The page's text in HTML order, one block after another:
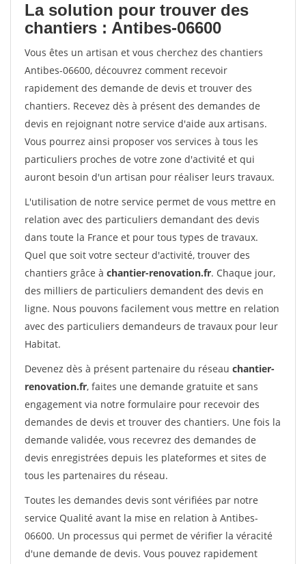
La solution pour trouver des
chantiers : Antibes-06600
Vous êtes un artisan et vous cherchez des chantiers
Antibes-06600, découvrez comment recevoir
rapidement des demande de devis et trouver des
chantiers. Recevez dès à présent des demandes de
devis en rejoignant notre service d'aide aux artisans.
Vous pourrez ainsi proposer vos services à tous les
particuliers proches de votre zone d'activité et qui
auront besoin d'un artisan pour réaliser leurs travaux.
L'utilisation de notre service permet de vous mettre en
relation avec des particuliers demandant des devis
dans toute la France et pour tous types de travaux.
Quel que soit votre secteur d'activité, trouver des
chantiers grâce à chantier-renovation.fr. Chaque jour,
des milliers de particuliers demandent des devis en
ligne. Nous pouvons facilement vous mettre en relation
avec des particuliers demandeurs de travaux pour leur
Habitat.
Devenez dès à présent partenaire du réseau chantier-
renovation.fr, faites une demande gratuite et sans
engagement via notre formulaire pour recevoir des
demandes de devis et trouver des chantiers. Une fois la
demande validée, vous recevrez des demandes de
devis enregistrées depuis les plateformes et sites de
tous les partenaires du réseau.
Toutes les demandes devis sont vérifiées par notre
service Qualité avant la mise en relation à Antibes-
06600. Un processus qui permet de vérifier la véracité
d'une demande de devis. Vous pouvez rapidement